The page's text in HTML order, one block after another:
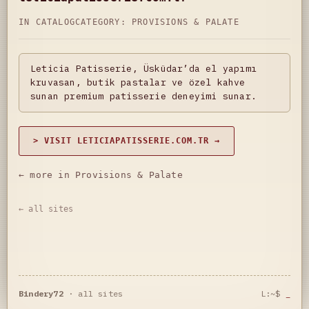
IN CATALOGCATEGORY: PROVISIONS & PALATE
Leticia Patisserie, Üsküdar’da el yapımı
kruvasan, butik pastalar ve özel kahve
sunan premium patisserie deneyimi sunar.
> VISIT LETICIAPATISSERIE.COM.TR →
← more in Provisions & Palate
← all sites
Bindery72· all sites L:~$